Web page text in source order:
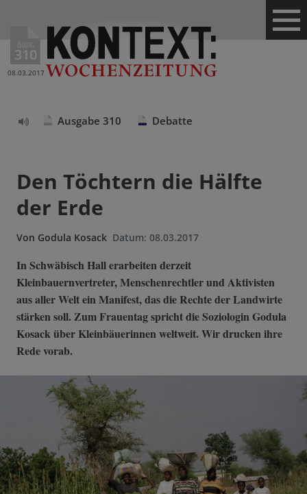
Ausg.
310
08.03.2017
Ausgabe 310 Debatte
Den Töchtern die Hälfte
der Erde
Von Godula Kosack Datum: 08.03.2017
In Schwäbisch Hall erarbeiten derzeit
Kleinbauernvertreter, Menschenrechtler und Aktivisten
aus aller Welt ein Manifest, das die Rechte der Landwirte
stärken soll. Zum Frauentag spricht die Soziologin Godula
Kosack über Kleinbäuerinnen weltweit. Wir drucken ihre
Rede vorab.